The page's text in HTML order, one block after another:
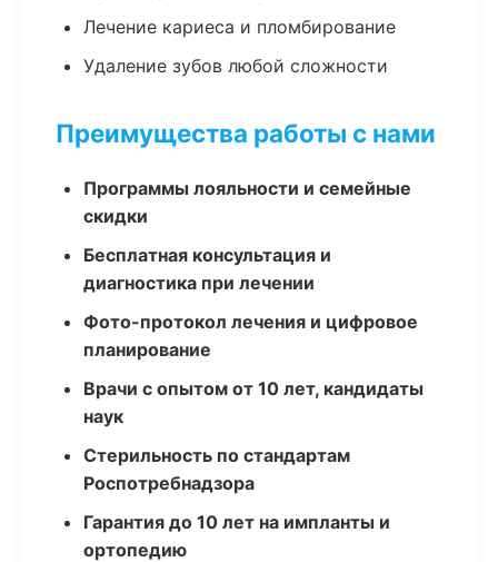
Лечение кариеса и пломбирование
Удаление зубов любой сложности
Преимущества работы с нами
Программы лояльности и семейные
скидки
Бесплатная консультация и
диагностика при лечении
Фото-протокол лечения и цифровое
планирование
Врачи с опытом от 10 лет, кандидаты
наук
Стерильность по стандартам
Роспотребнадзора
Гарантия до 10 лет на импланты и
ортопедию